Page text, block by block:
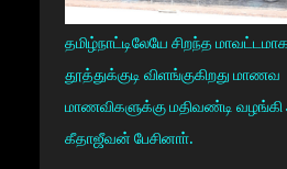
தமிழ்நாட்டிலேயே சிறந்த
தூத்துக்குடி விளங்குகிறது மாணவ
மாணவிகளுக்கு மதிவண்டி
கீதாஜீவன் பேசினாா்.